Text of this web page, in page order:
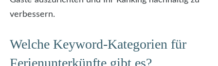
verbessern.
Welche Keyword-Kategorien für
Ferienunterkünfte gibt es?